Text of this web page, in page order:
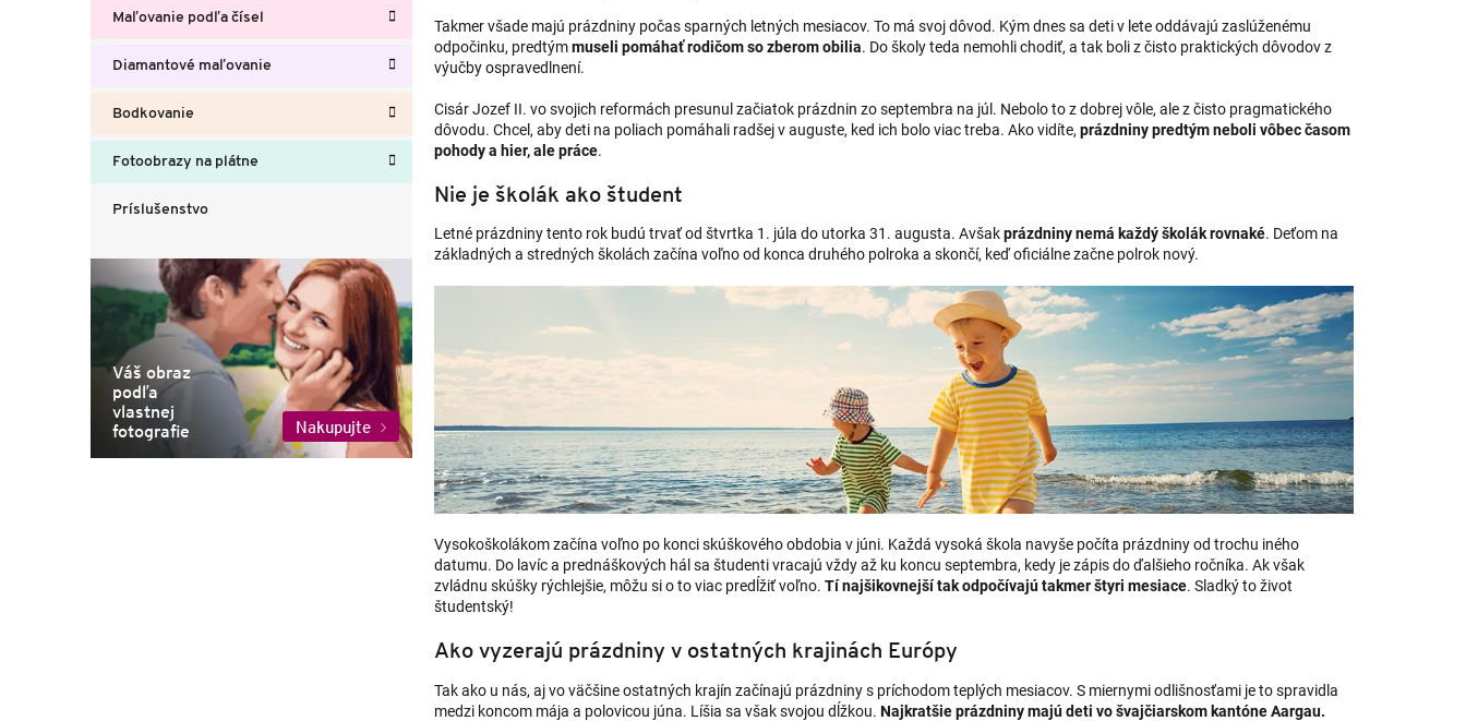
Maľovanie podľa čísel
Diamantové maľovanie
Bodkovanie
Fotoobrazy na plátne
Príslušenstvo
Váš obraz
podľa
vlastnej
fotografie
Nakupujte
Takmer všade majú prázdniny počas sparných letných mesiacov. To má svoj dôvod. Kým dnes sa deti v lete oddávajú zaslúženému
odpočinku, predtýmmuseli pomáhať rodičom so zberom obilia. Do školy teda nemohli chodiť, a tak boli z čisto praktických dôvodov z
výučby ospravedlnení.
Cisár Jozef II. vo svojich reformách presunul začiatok prázdnin zo septembra na júl. Nebolo to z dobrej vôle, ale z čisto pragmatického
dôvodu. Chcel, aby deti na poliach pomáhali radšej v auguste, ked ich bolo viac treba. Ako vidíte, prázdniny predtým neboli vôbec časom
pohody a hier, ale práce.
Nie je školák ako študent
Letné prázdniny tento rok budú trvať od štvrtka 1. júla do utorka 31. augusta. Avšakprázdniny nemá každý školák rovnaké. Deťom na
základných a stredných školách začína voľno od konca druhého polroka a skončí, keď oficiálne začne polrok nový.
Vysokoškolákom začína voľno po konci skúškového obdobia v júni. Každá vysoká škola navyše počíta prázdniny od trochu iného
datumu. Do lavíc a prednáškových hál sa študenti vracajú vždy až ku koncu septembra, kedy je zápis do ďalšieho ročníka. Ak však
zvládnu skúšky rýchlejšie, môžu si o to viac predĺžiť voľno. Tí najšikovnejší tak odpočívajú takmer štyri mesiace. Sladký to život
študentský!
Ako vyzerajú prázdniny v ostatných krajinách Európy
Tak ako u nás, aj vo väčšine ostatných krajín začínajú prázdniny s príchodom teplých mesiacov. S miernymi odlišnosťami je to spravidla
medzi koncom mája a polovicou júna. Líšia sa však svojou dĺžkou. Najkratšie prázdniny majú deti vo švajčiarskom kantóne Aargau.